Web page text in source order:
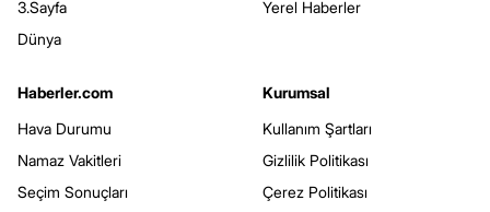
3.Sayfa
Dünya
Yerel Haberler
Haberler.com
Hava Durumu
Namaz Vakitleri
Seçim Sonuçları
Kurumsal
Kullanım Şartları
Gizlilik Politikası
Çerez Politikası